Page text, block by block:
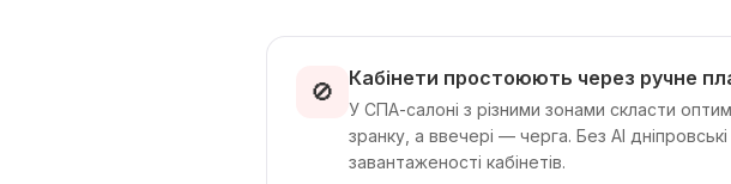
🚫 Кабінети простоюють через ручне
У СПА-салоні з різними зонами скласти
зранку, а ввечері — черга. Без AI
завантаженості кабінетів.